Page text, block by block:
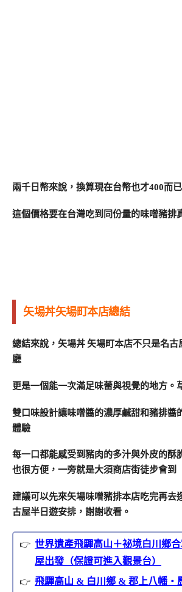
兩千日幣來說，換算現在台幣也才400而已
這個價格要在台灣吃到同份量的味噌豬排
矢場丼矢場町本店總結
總結來說，矢場丼 矢場町本店不只是名古
廳
更是一個能一次滿足味蕾與視覺的地方。
雙口味設計讓味噌醬的濃厚鹹甜和豬排醬
體驗
每一口都能感受到豬肉的多汁與外皮的酥
也很方便，一旁就是大須商店街徒步會到
建議可以先來矢場味噌豬排本店吃完再去
古屋半日遊安排，謝謝收看。
世界遺產飛驒高山＋祕境白川鄉
屋出發（保證可進入觀景台）
飛驒高山 & 白川鄉 & 郡上八幡・